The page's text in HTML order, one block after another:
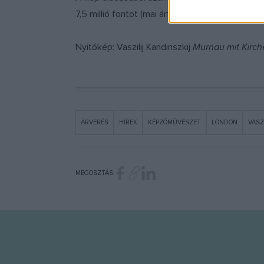
7,5 millió fontot (mai árfolyamon 3,18 milliárd
Nyitókép: Vaszilij Kandinszkij Murnau mit
ÁRVERÉS HÍREK KÉPZŐMŰVÉSZET LONDON
MEGOSZTÁS